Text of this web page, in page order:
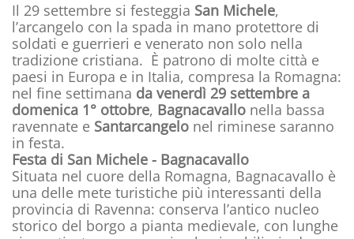
Il 29 settembre si festeggia San Michele,
l’arcangelo con la spada in mano protettore di
soldati e guerrieri e venerato non solo nella
tradizione cristiana. È patrono di molte città e
paesi in Europa e in Italia, compresa la Romagna:
nel fine settimana da venerdì 29 settembre a
domenica 1° ottobre, Bagnacavallo nella bassa
ravennate e Santarcangelo nel riminese saranno
in festa.
Festa di San Michele - Bagnacavallo
Situata nel cuore della Romagna, Bagnacavallo è
una delle mete turistiche più interessanti della
provincia di Ravenna: conserva l’antico nucleo
storico del borgo a pianta medievale, con lunghe